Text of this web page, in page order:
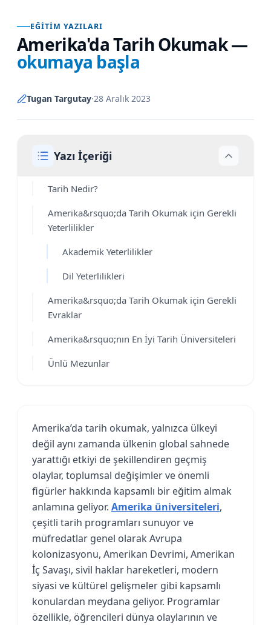
EĞITIM YAZILARI
Amerika'da Tarih Okumak—
okumaya başla
Tugan Targutay·28 Aralık 2023
Yazı İçeriği
Tarih Nedir?
Amerika&rsquo;da Tarih Okumak için Gerekli
Yeterlilikler
Akademik Yeterlilikler
Dil Yeterlilikleri
Amerika&rsquo;da Tarih Okumak için Gerekli
Evraklar
Amerika&rsquo;nın En İyi Tarih Üniversiteleri
Ünlü Mezunlar
Amerika’da tarih okumak, yalnızca ülkeyi
değil aynı zamanda ülkenin global sahnede
yarattığı etkiyi de şekillendiren geçmiş
olaylar, toplumsal değişimler ve önemli
figürler hakkında kapsamlı bir eğitim almak
anlamına geliyor. Amerika üniversiteleri,
çeşitli tarih programları sunuyor ve
müfredatlar genel olarak Avrupa
kolonizasyonu, Amerikan Devrimi, Amerikan
İç Savaşı, sivil haklar hareketleri, modern
siyasi ve kültürel gelişmeler gibi kapsamlı
konulardan meydana geliyor. Programlar
özellikle, öğrencileri dünya olaylarının ve